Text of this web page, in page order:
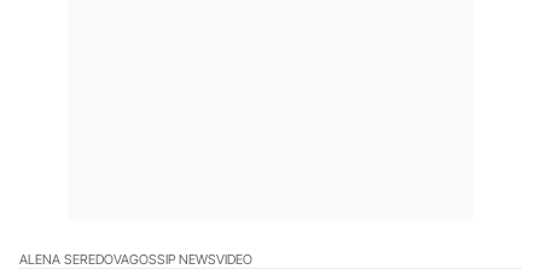
ALENA SEREDOVAGOSSIP NEWSVIDEO